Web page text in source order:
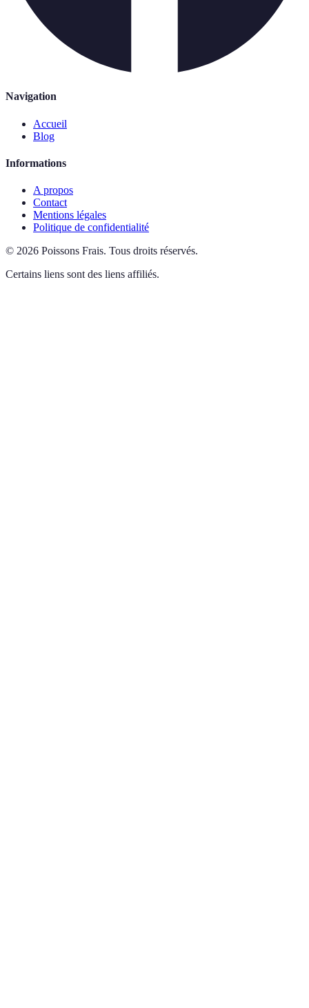
Navigation
Accueil
Blog
Informations
A propos
Contact
Mentions légales
Politique de confidentialité
© 2026 Poissons Frais. Tous droits réservés.
Certains liens sont des liens affiliés.